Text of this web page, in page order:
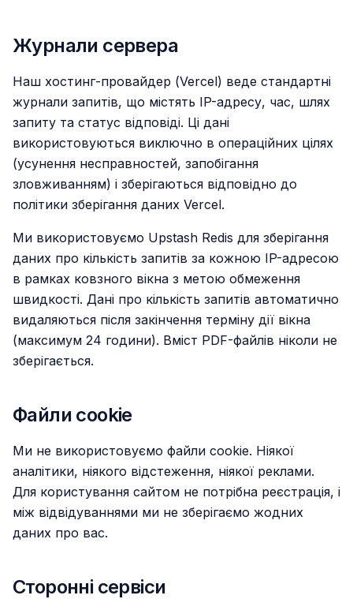
Журнали сервера
Наш хостинг-провайдер (Vercel) веде стандартні
журнали запитів, що містять IP-адресу, час, шлях
запиту та статус відповіді. Ці дані
використовуються виключно в операційних цілях
(усунення несправностей, запобігання
зловживанням) і зберігаються відповідно до
політики зберігання даних Vercel.
Ми використовуємо Upstash Redis для зберігання
даних про кількість запитів за кожною IP-адресою
в рамках ковзного вікна з метою обмеження
швидкості. Дані про кількість запитів автоматично
видаляються після закінчення терміну дії вікна
(максимум 24 години). Вміст PDF-файлів ніколи не
зберігається.
Файли cookie
Ми не використовуємо файли cookie. Ніякої
аналітики, ніякого відстеження, ніякої реклами.
Для користування сайтом не потрібна реєстрація, і
між відвідуваннями ми не зберігаємо жодних
даних про вас.
Сторонні сервіси